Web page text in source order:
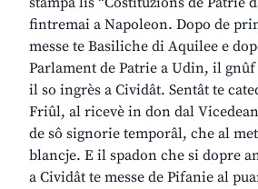
fintremai a Napoleon. Dopo de
messe te Basiliche di Aquilee e
Parlament de Patrie a Udin, il
il so ingrès a Cividât. Sentât te
Friûl, al ricevè in don dal
de sô signorie temporâl, che al
blancje. E il spadon che si dopre
a Cividât te messe de Pifanie al